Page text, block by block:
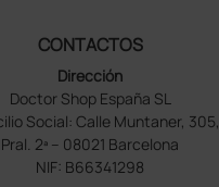
CONTACTOS
Dirección
Doctor Shop España SL
Social: Calle Muntaner, 305,
Pral. 2ª – 08021 Barcelona
NIF: B66341298